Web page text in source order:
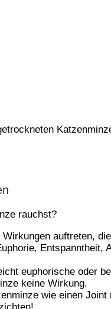
rauchst?
auftreten,
Entspanntheit,
euphorische oder
keine Wirkung.
wie einen